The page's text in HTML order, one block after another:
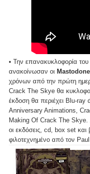
• Την επανακυκλοφορία
ανακοίνωσαν οι
χρόνων από την πρώτη
Crack The Skye θα
έκδοση θα περιέχει Blu-
Anniversary Animations,
Making Of Crack The Skye.
οι εκδόσεις, cd, box set και
φιλοτεχνημένο από τον